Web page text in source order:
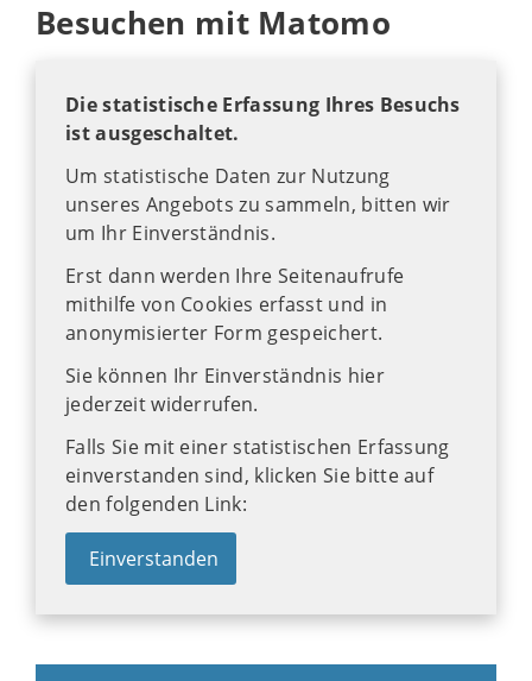
Besuchen mit Matomo
Die statistische Erfassung Ihres Besuchs
ist ausgeschaltet.
Um statistische Daten zur Nutzung
unseres Angebots zu sammeln, bitten wir
um Ihr Einverständnis.
Erst dann werden Ihre Seitenaufrufe
mithilfe von Cookies erfasst und in
anonymisierter Form gespeichert.
Sie können Ihr Einverständnis hier
jederzeit widerrufen.
Falls Sie mit einer statistischen Erfassung
einverstanden sind, klicken Sie bitte auf
den folgenden Link:
Einverstanden